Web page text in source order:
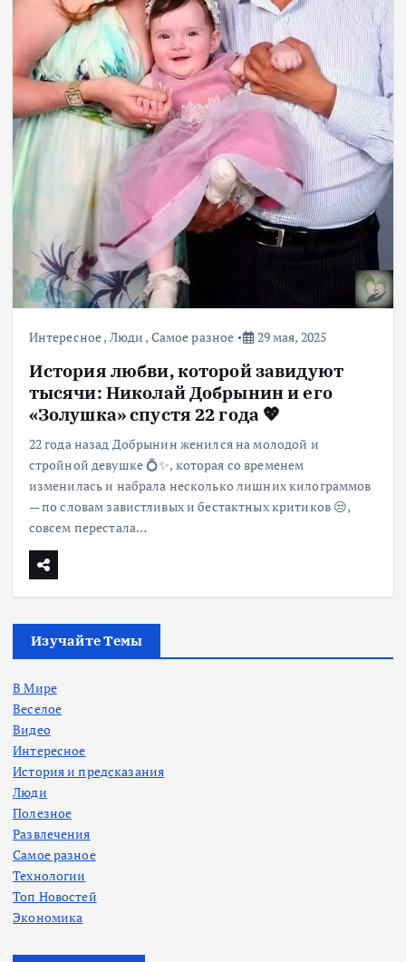
Интересное, Люди , Самое разное 29 мая, 2025
История любви, которой завидуют
тысячи: Николай Добрынин и его
«Золушка» спустя 22 года 💖
22 года назад Добрынин женился на молодой и
стройной девушке 💍✨, которая со временем
изменилась и набрала несколько лишних килограммов
— по словам завистливых и бестактных критиков 😒,
совсем перестала…
Изучайте Темы
В Мире
Веселое
Видео
Интересное
История и предсказания
Люди
Полезное
Развлечения
Самое разное
Технологии
Топ Новостей
Экономика